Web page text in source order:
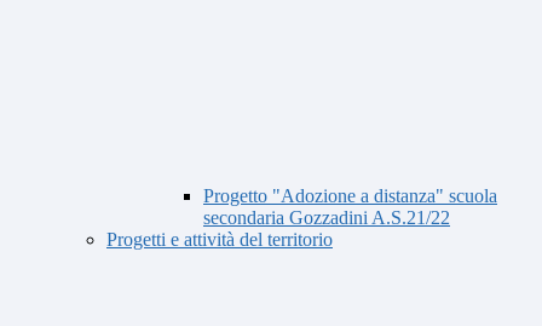
Progetto "Adozione a distanza" scuola
secondaria Gozzadini A.S.21/22
Progetti e attività del territorio